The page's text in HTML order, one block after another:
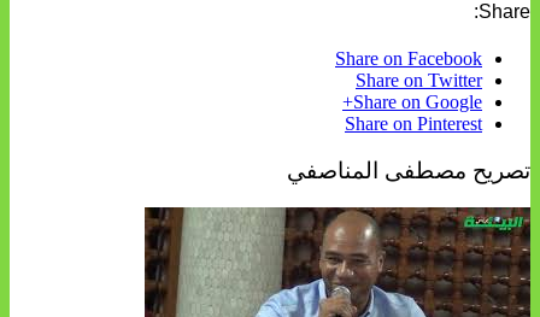
Share:
Share on Facebook
Share on Twitter
Share on Google+
Share on Pinterest
تصريح مصطفى المناصفي